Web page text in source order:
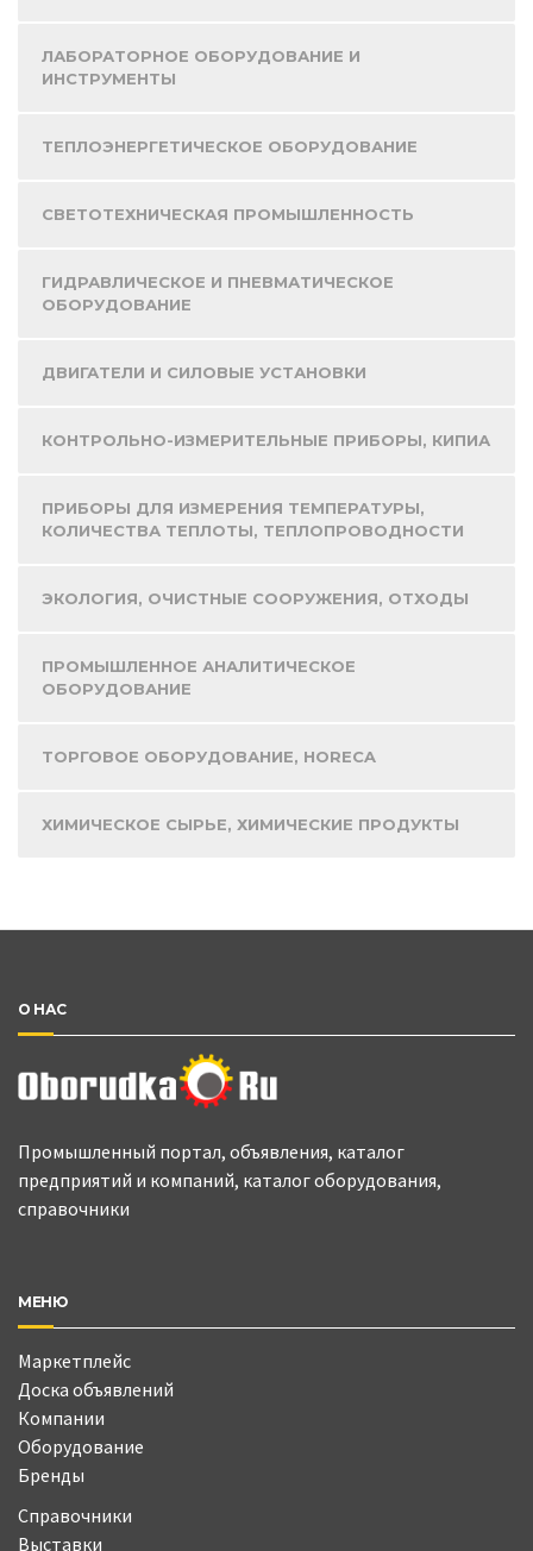
ЛАБОРАТОРНОЕ ОБОРУДОВАНИЕ И
ИНСТРУМЕНТЫ
ТЕПЛОЭНЕРГЕТИЧЕСКОЕ ОБОРУДОВАНИЕ
СВЕТОТЕХНИЧЕСКАЯ ПРОМЫШЛЕННОСТЬ
ГИДРАВЛИЧЕСКОЕ И ПНЕВМАТИЧЕСКОЕ
ОБОРУДОВАНИЕ
ДВИГАТЕЛИ И СИЛОВЫЕ УСТАНОВКИ
КОНТРОЛЬНО-ИЗМЕРИТЕЛЬНЫЕ ПРИБОРЫ, КИПИА
ПРИБОРЫ ДЛЯ ИЗМЕРЕНИЯ ТЕМПЕРАТУРЫ,
КОЛИЧЕСТВА ТЕПЛОТЫ, ТЕПЛОПРОВОДНОСТИ
ЭКОЛОГИЯ, ОЧИСТНЫЕ СООРУЖЕНИЯ, ОТХОДЫ
ПРОМЫШЛЕННОЕ АНАЛИТИЧЕСКОЕ
ОБОРУДОВАНИЕ
ТОРГОВОЕ ОБОРУДОВАНИЕ, HORECA
ХИМИЧЕСКОЕ СЫРЬЕ, ХИМИЧЕСКИЕ ПРОДУКТЫ
О НАС
Промышленный портал, объявления, каталог
предприятий и компаний, каталог оборудования,
справочники
МЕНЮ
Маркетплейс
Доска объявлений
Компании
Оборудование
Бренды
Справочники
Выставки